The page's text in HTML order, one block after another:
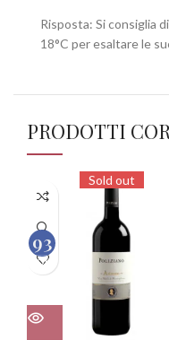
Risposta: Si consiglia
18°C per esaltare le
PRODOTTI
Sold out
93
100